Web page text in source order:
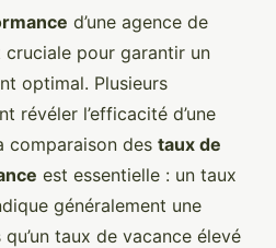
d’une agence de
pour garantir un
optimal. Plusieurs
révéler l’efficacité d’une
comparaison des taux de
est essentielle : un taux
généralement une
taux de vacance élevé